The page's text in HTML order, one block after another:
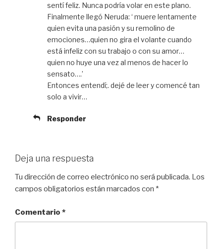
sentí feliz. Nunca podría volar en este plano.
Finalmente llegó Neruda: ‘ muere lentamente
quien evita una pasión y su remolino de
emociones…quien no gira el volante cuando
está infeliz con su trabajo o con su amor…
quien no huye una vez al menos de hacer lo
sensato….’
Entonces entendí;. dejé de leer y comencé tan
solo a vivir…
Responder
Deja una respuesta
Tu dirección de correo electrónico no será publicada. Los
campos obligatorios están marcados con *
Comentario *